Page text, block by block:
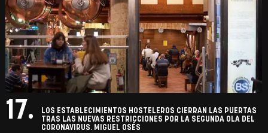
17.
LOS ESTABLECIMIENTOS HOSTELEROS CIERRAN LAS PUERTAS
TRAS LAS NUEVAS RESTRICCIONES POR LA SEGUNDA OLA DEL
CORONAVIRUS. MIGUEL OSÉS